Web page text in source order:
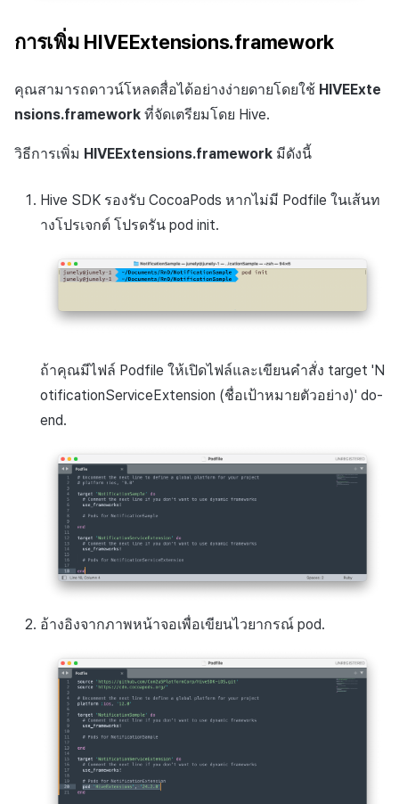
การเพิ่ม HIVEExtensions.framework
คุณสามารถดาวน์โหลดสื่อได้อย่างง่ายดายโดยใช้ HIVEExte
nsions.framework ที่จัดเตรียมโดย Hive.
วิธีการเพิ่ม HIVEExtensions.framework มีดังนี้
Hive SDK รองรับ CocoaPods หากไม่มี Podfile ในเส้นท
างโปรเจกต์ โปรดรัน pod init.
ถ้าคุณมีไฟล์ Podfile ให้เปิดไฟล์และเขียนคำสั่ง target 'N
otificationServiceExtension (ชื่อเป้าหมายตัวอย่าง)' do-
end.
อ้างอิงจากภาพหน้าจอเพื่อเขียนไวยากรณ์ pod.